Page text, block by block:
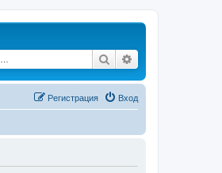
Поиск
Вход
Регистрация